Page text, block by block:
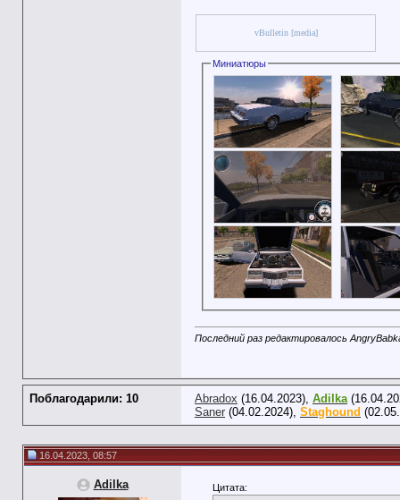
vBulletin [media]
Миниатюры
Последний раз редактировалось
Поблагодарили: 10 Abradox (16.04.2023), Adilka
Saner (04.02.2024), Staghound
16.04.2023, 08:57
Adilka Цитата: